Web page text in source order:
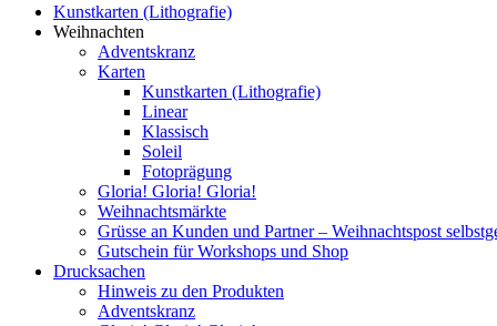
Kunstkarten (Lithografie)
Weihnachten
Adventskranz
Karten
Kunstkarten (Lithografie)
Linear
Klassisch
Soleil
Fotoprägung
Gloria! Gloria! Gloria!
Weihnachtsmärkte
Grüsse an Kunden und Partner – Weihnachtspost
Gutschein für Workshops und Shop
Drucksachen
Hinweis zu den Produkten
Adventskranz